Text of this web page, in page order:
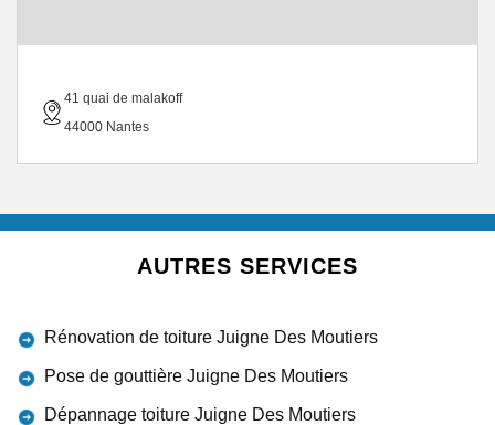
41 quai de malakoff
44000 Nantes
AUTRES SERVICES
Rénovation de toiture Juigne Des Moutiers
Pose de gouttière Juigne Des Moutiers
Dépannage toiture Juigne Des Moutiers